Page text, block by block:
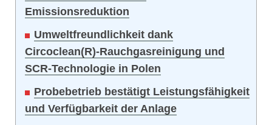
Emissionsreduktion
Umweltfreundlichkeit dank
Circoclean(R)-Rauchgasreinigung und
SCR-Technologie in Polen
Probebetrieb bestätigt Leistungsfähigkeit
und Verfügbarkeit der Anlage